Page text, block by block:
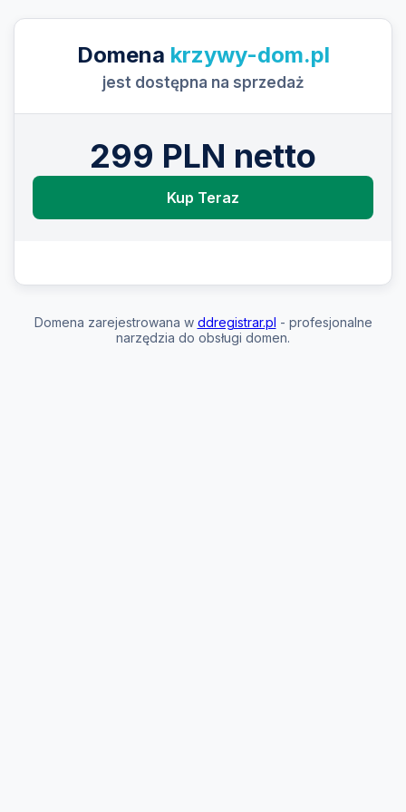
Domena krzywy-dom.pl
jest dostępna na sprzedaż
299 PLN netto
Kup Teraz
Domena zarejestrowana w ddregistrar.pl - profesjonalne
narzędzia do obsługi domen.